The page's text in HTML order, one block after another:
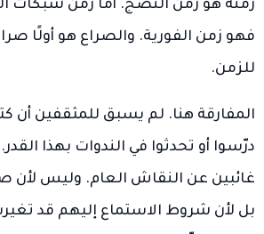
زمنه هو زمن النضج. أما زمن شبكات
فهو زمن الفورية. والصراع هو أولًا
للزمن.
المفارقة هنا. لم يسبق للمثقفين أن
درّسوا أو تحدثوا في الندوات بهذا
غائبين عن النقاش العام. وليس لأن
بل لأن شروط الاستماع إليهم قد